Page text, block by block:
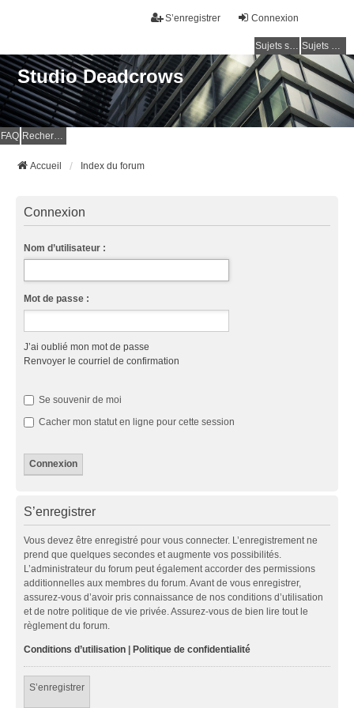
Connexion
S’enregistrer
Sujets sans réponse Sujets actifs
Studio Deadcrows
FAQ Rechercher
Accueil Index du forum
Connexion
Nom d’utilisateur :
Mot de passe :
J’ai oublié mon mot de passe
Renvoyer le courriel de confirmation
Se souvenir de moi
Cacher mon statut en ligne pour cette session
S’enregistrer
Vous devez être enregistré pour vous connecter. L’enregistrement ne
prend que quelques secondes et augmente vos possibilités.
L’administrateur du forum peut également accorder des permissions
additionnelles aux membres du forum. Avant de vous enregistrer,
assurez-vous d’avoir pris connaissance de nos conditions d’utilisation
et de notre politique de vie privée. Assurez-vous de bien lire tout le
règlement du forum.
Conditions d’utilisation | Politique de confidentialité
S’enregistrer